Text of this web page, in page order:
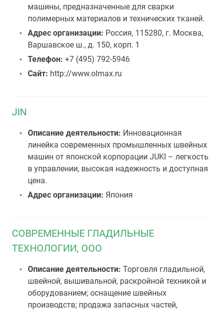
машины, предназначенные для сварки
полимерных материалов и технических тканей.
Адрес организации: Россия, 115280, г. Москва,
Варшавское ш., д. 150, корп. 1
Телефон: +7 (495) 792-5946
Сайт: http://www.olmax.ru
JIN
Описание деятельности: Инновационная
линейка современных промышленных швейных
машин от японской корпорации JUKI – легкость
в управлении, высокая надежность и доступная
цена.
Адрес организации: Япония
СОВРЕМЕННЫЕ ГЛАДИЛЬНЫЕ
ТЕХНОЛОГИИ, ООО
Описание деятельности: Торговля гладильной,
швейной, вышивальной, раскройной техникой и
оборудованием; оснащение швейных
производств; продажа запасных частей,